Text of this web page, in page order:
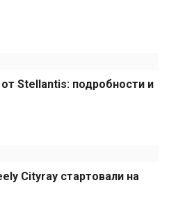
Stellantis: подробности и
Cityray стартовали на